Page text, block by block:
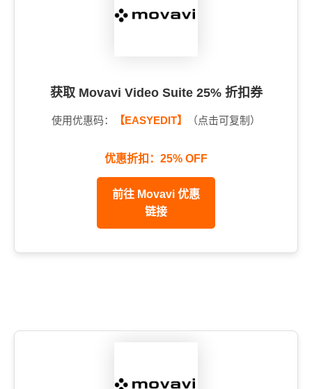
获取 Movavi Video Suite 25% 折扣券
使用优惠码： 【EASYEDIT】 （点击可复制）
优惠折扣：25% OFF
前往 Movavi 优惠
链接